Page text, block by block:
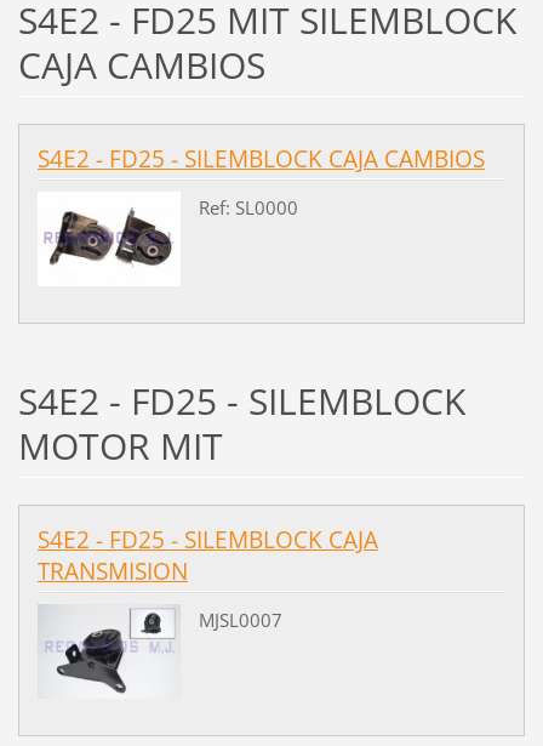
S4E2 - FD25 MIT SILEMBLOCK
CAJA CAMBIOS
S4E2 - FD25 - SILEMBLOCK CAJA CAMBIOS
Ref: SL0000
S4E2 - FD25 - SILEMBLOCK
MOTOR MIT
S4E2 - FD25 - SILEMBLOCK CAJA
TRANSMISION
MJSL0007